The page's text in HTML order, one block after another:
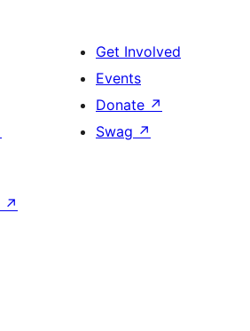
Get Involved
Events
Donate ↗
Swag ↗
↗